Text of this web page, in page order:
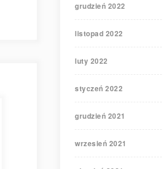
grudzień 2022
listopad 2022
luty 2022
styczeń 2022
grudzień 2021
wrzesień 2021